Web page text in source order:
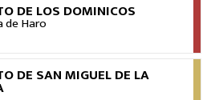
DE LOS DOMINICOS
de Haro
VER
DE SAN MIGUEL DE LA
VER